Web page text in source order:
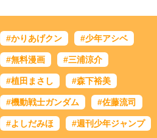
#かりあげクン #少年アシベ
#無料漫画 #三浦涼介
#植田まさし #森下裕美
#機動戦士ガンダム #佐藤流司
#よしだみほ #週刊少年ジャンプ